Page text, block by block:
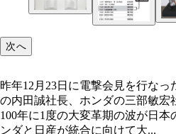
日産の内田誠社長、
隆雄社長
次へ
昨年12月23日に電撃会見を行な
の内田誠社長、ホンダの三部敏宏
100年に1度の大変革期の波が日
ンダと日産が統合に向けて大...